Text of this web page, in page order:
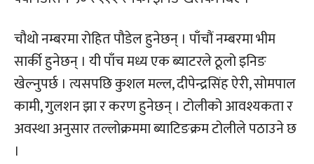
चौथो नम्बरमा रोहित पौडेल हुनेछन् । पाँचौं नम्बरमा भीम
सार्की हुनेछन् । यी पाँच मध्य एक ब्याटरले ठूलो इनिङ
खेल्नुपर्छ । त्यसपछि कुशल मल्ल, दीपेन्द्रसिंह ऐरी, सोमपाल
कामी, गुलशन झा र करण हुनेछन् । टोलीको आवश्यकता र
अवस्था अनुसार तल्लोक्रममा ब्याटिङक्रम टोलीले पठाउने छ
।